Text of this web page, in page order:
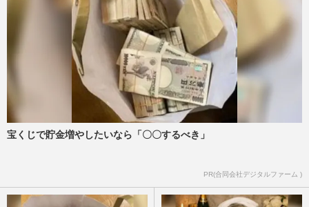
宝くじで貯金増やしたいなら「〇〇するべき」
PR(合同会社デジタルファーム )